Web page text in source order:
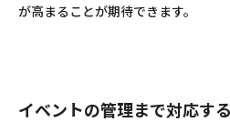
が高まることが期待できます。
イベントの管理まで対応す